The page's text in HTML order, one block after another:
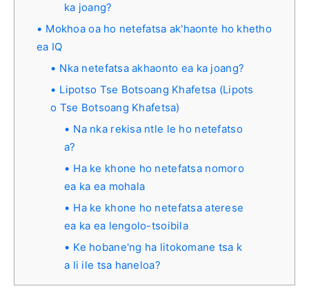
ka joang?
Mokhoa oa ho netefatsa ak'haonte ho khetho
ea IQ
Nka netefatsa akhaonto ea ka joang?
Lipotso Tse Botsoang Khafetsa (Lipots
o Tse Botsoang Khafetsa)
Na nka rekisa ntle le ho netefatso
a?
Ha ke khone ho netefatsa nomoro
ea ka ea mohala
Ha ke khone ho netefatsa aterese
ea ka ea lengolo-tsoibila
Ke hobane'ng ha litokomane tsa k
a li ile tsa haneloa?